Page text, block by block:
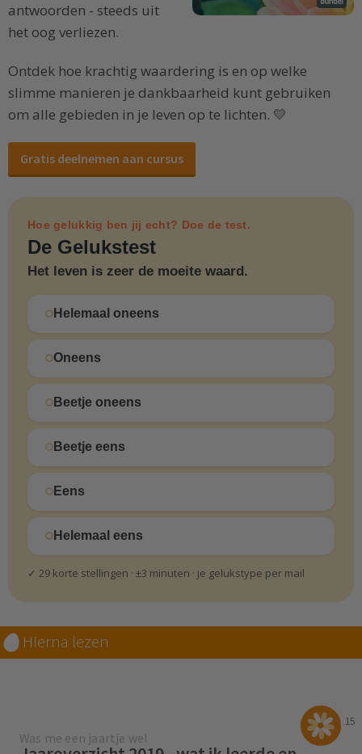
antwoorden - steeds uit
het oog verliezen.
Ontdek hoe krachtig waardering is en op welke
slimme manieren je dankbaarheid kunt gebruiken
om alle gebieden in je leven op te lichten. 💛
Gratis deelnemen aan cursus
Hoe gelukkig ben jij echt? Doe de test.
De Gelukstest
Het leven is zeer de moeite waard.
Helemaal oneens
Oneens
Beetje oneens
Beetje eens
Eens
Helemaal eens
✓ 29 korte stellingen · ±3 minuten · je gelukstype per mail
Hierna lezen
15
Was me een jaartje wel